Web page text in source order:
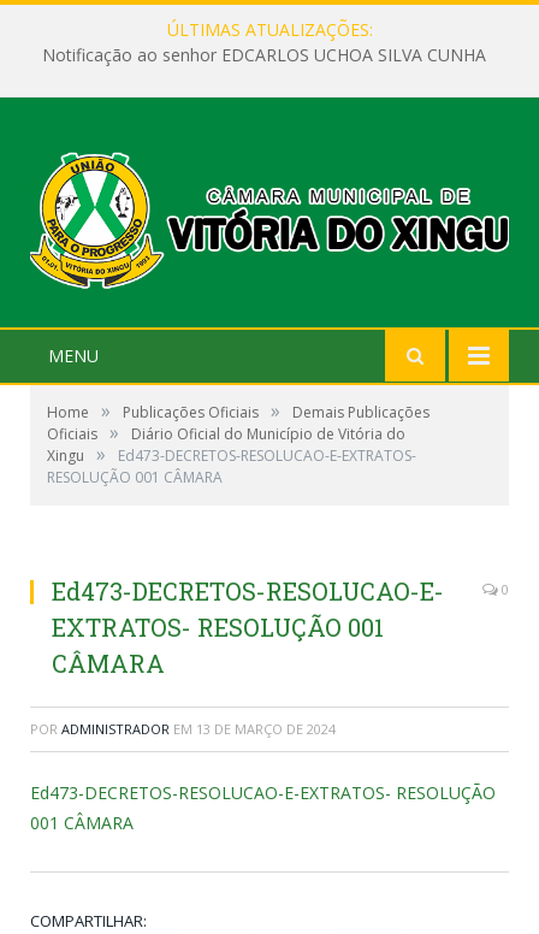
ÚLTIMAS ATUALIZAÇÕES:
Notificação ao senhor EDCARLOS UCHOA SILVA CUNHA
MENU
Home » Publicações Oficiais »
Demais Publicações
Oficiais »
Diário Oficial do Município de Vitória do
Xingu
»
Ed473-DECRETOS-RESOLUCAO-E-EXTRATOS-
RESOLUÇÃO 001 CÂMARA
Ed473-DECRETOS-RESOLUCAO-E-
EXTRATOS- RESOLUÇÃO 001
CÂMARA
0
POR ADMINISTRADOR EM 13 DE MARÇO DE 2024
Ed473-DECRETOS-RESOLUCAO-E-EXTRATOS- RESOLUÇÃO
001 CÂMARA
COMPARTILHAR: